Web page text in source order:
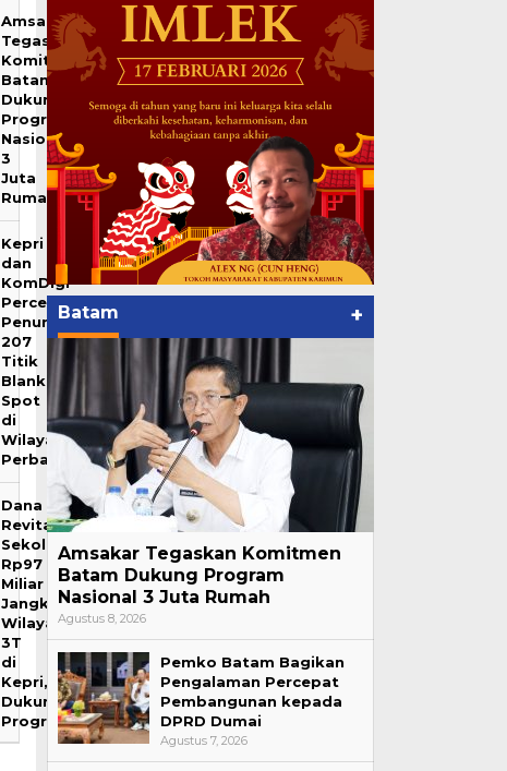
Amsakar
Tegaskan
Komitmen
Batam
Dukung
Program
Nasional
3
Juta
Rumah
Kepri
dan
KomDigi
Percepat
Penuntasan
207
Titik
Blank
Spot
di
Wilayah
Perbatasan
Dana
Revitalisasi
Sekolah
Rp97
Miliar
Jangkau
Wilayah
3T
di
Kepri,
Dukung
Progra…
Batam +
Amsakar Tegaskan Komitmen
Batam Dukung Program
Nasional 3 Juta Rumah
Agustus 8, 2026
Pemko Batam Bagikan
Pengalaman Percepat
Pembangunan kepada
DPRD Dumai
Agustus 7, 2026